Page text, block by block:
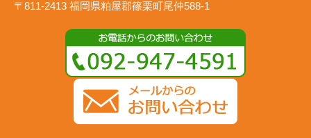
〒811-2413 福岡県粕屋郡篠栗町尾仲588-1